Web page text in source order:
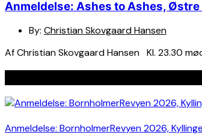
Anmeldelse: Ashes to Ashes,
By: Christian Skovgaard Hansen
Af Christian Skovgaard Hansen Kl. 23.30
Anmeldelse: BornholmerRevyen 2026,